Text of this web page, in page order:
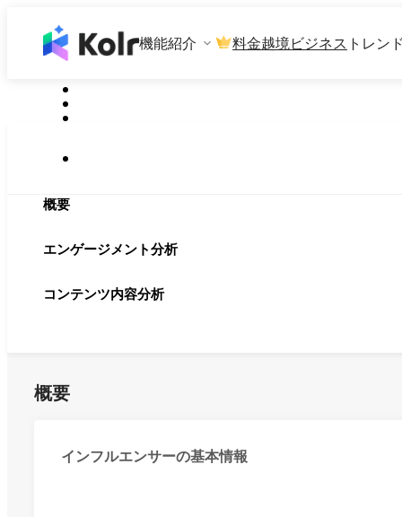
機能紹介 料金越境ビジネス トレン
概要
エンゲージメント分析
コンテンツ内容分析
概要
インフルエンサーの基本情報